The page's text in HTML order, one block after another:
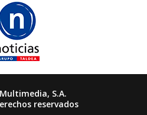
S.A.
reservados